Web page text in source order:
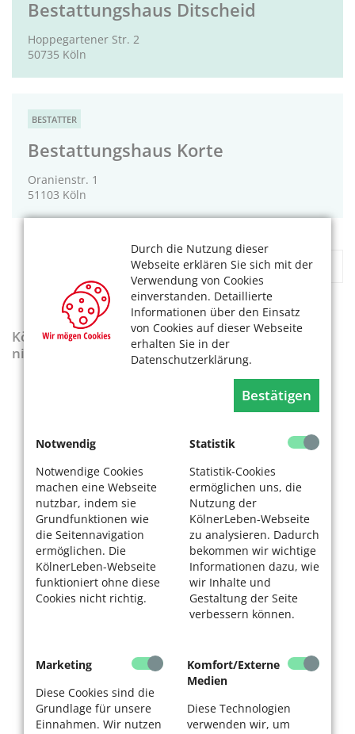
Durch die Nutzung dieser
Webseite erklären Sie sich mit der
Verwendung von Cookies
einverstanden. Detaillierte
Informationen über den Einsatz
von Cookies auf dieser Webseite
erhalten Sie in der
Datenschutzerklärung.
Bestätigen
Notwendig
Notwendige Cookies
machen eine Webseite
nutzbar, indem sie
Grundfunktionen wie
die Seitennavigation
ermöglichen. Die
KölnerLeben-Webseite
funktioniert ohne diese
Cookies nicht richtig.
Statistik
Statistik-Cookies
ermöglichen uns, die
Nutzung der
KölnerLeben-Webseite
zu analysieren. Dadurch
bekommen wir wichtige
Informationen dazu, wie
wir Inhalte und
Gestaltung der Seite
verbessern können.
Marketing
Diese Cookies sind die
Grundlage für unsere
Einnahmen. Wir nutzen
Komfort/Externe
Medien
Diese Technologien
verwenden wir, um
Bestattungshaus Ditscheid
Hoppegartener Str. 2
50735 Köln
BESTATTER
Bestattungshaus Korte
Oranienstr. 1
51103 Köln
« 1 2 ... 5
KölnerLeben-Sonderausgabe „Wenn die Rente
nicht reicht“